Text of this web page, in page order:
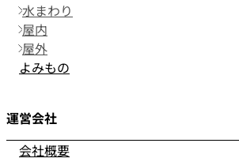
水まわり
屋内
屋外
よみもの
運営会社
会社概要